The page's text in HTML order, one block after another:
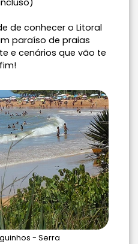
de conhecer o Litoral
paraíso de praias
e cenários que vão te
- Serra